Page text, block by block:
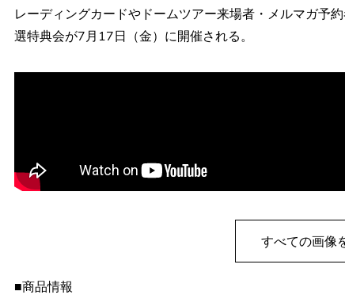
レーディングカードやドームツアー来場者・メルマガ予
選特典会が7月17日（金）に開催される。
すべての画像
■商品情報